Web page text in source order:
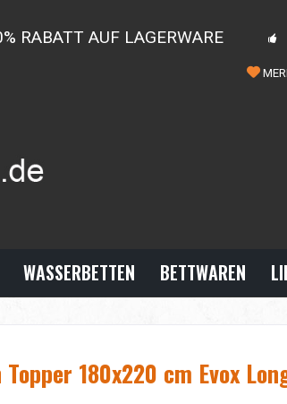
RABATT AUF LAGERWARE
WASSERBETTEN BETTWAREN
180x220 cm Evox